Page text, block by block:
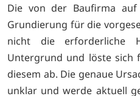
Die von der Baufirma
Grundierung für die
nicht die erforderliche
Untergrund und löste sich
diesem ab. Die genaue
unklar und werde aktuell